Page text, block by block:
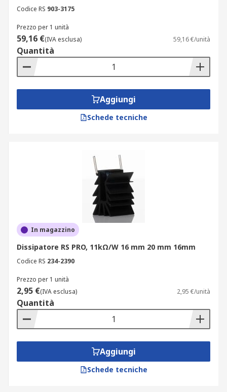
Codice RS 903-3175
Prezzo per 1 unità
59,16 €(IVA esclusa) 59,16 €/unità
Quantità
Aggiungi
Schede tecniche
In magazzino
Dissipatore RS PRO, 11kΩ/W 16 mm 20 mm 16mm
Codice RS 234-2390
Prezzo per 1 unità
2,95 €(IVA esclusa) 2,95 €/unità
Quantità
Aggiungi
Schede tecniche